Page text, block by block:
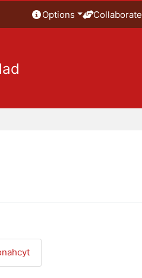
Options Collaborate